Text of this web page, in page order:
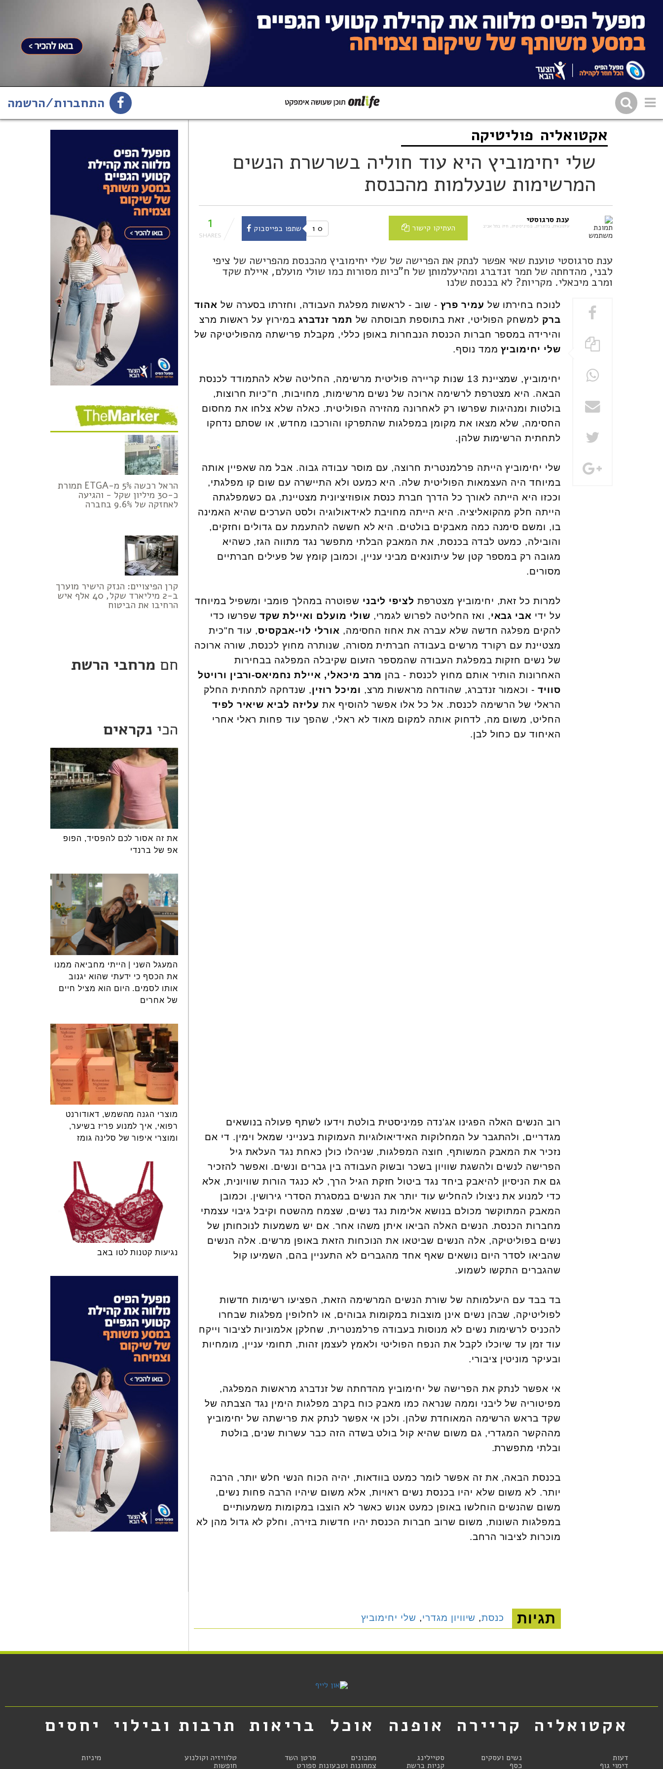
התחברות/הרשמה
שתפו בפייסבוק העתיקו קישור הירשמו לניוזלטר 1 אקטואליה פוליטיקה
שלי יחימוביץ היא עוד חוליה בשרשרת הנשים
המרשימות שנעלמות מהכנסת
ענת סרגוסטי
עיתונאית, בלוגרית, פמיניסטית, חיה בתל אביב העתיקו קישור 0 שתפו בפייסבוק 1
ענת סרגוסטי טוענת שאי אפשר לנתק את הפרישה של שלי יחימוביץ מהכנסת מהפרישה של ציפי
לבני, מהדחתה של תמר זנדברג ומהיעלמותן של ח"כיות מסורות כמו שולי מועלם, איילת שקד
ומרב מיכאלי. מקריות? לא בכנסת שלנו
לנוכח בחירתו של עמיר פרץ - שוב - לראשות מפלגת העבודה, וחזרתו בסערה של אהוד
ברק למשחק הפוליטי, זאת בתוספת תבוסתה של תמר זנדברג במירוץ על ראשות מרצ
והירידה במספר חברות הכנסת הנבחרות באופן כללי, מקבלת פרישתה מהפוליטיקה של
שלי יחימוביץממד נוסף.
יחימוביץ, שמציינת 13 שנות קריירה פוליטית מרשימה, החליטה שלא להתמודד לכנסת
הבאה. היא מצטרפת לרשימה ארוכה של נשים מרשימות, מחויבות, ח"כיות חרוצות,
בולטות ומנהיגות שפרשו רק לאחרונה מהזירה הפוליטית. כאלה שלא צלחו את מחסום
החסימה, שלא מצאו את מקומן במפלגות שהתפרקו והורכבו מחדש, או שסתם נדחקו
לתחתית הרשימות שלהן.
שלי יחימוביץ הייתה פרלמנטרית חרוצה, עם מוסר עבודה גבוה. אבל מה שאפיין אותה
במיוחד היה העצמאות הפוליטית שלה. היא כמעט ולא התיישרה עם שום קו מפלגתי,
וככזו היא הייתה לאורך כל הדרך חברת כנסת אופוזיציונית מצטיינת, גם כשמפלגתה
הייתה חלק מהקואליציה. היא הייתה מחויבת לאידאולוגיה ולסט הערכים שהיא האמינה
בו, ומשם סימנה כמה מאבקים בולטים. היא לא חששה להתעמת עם גדולים וחזקים,
והובילה, כמעט לבדה בכנסת, את המאבק הבלתי מתפשר נגד מתווה הגז, כשהיא
מגובה רק במספר קטן של עיתונאים מביני עניין, וכמובן קומץ של פעילים חברתיים
מסורים.
למרות כל זאת, יחימוביץ מצטרפת לציפי ליבני שפוטרה במהלך פומבי ומשפיל במיוחד
על ידי אבי גבאי, ואז החליטה לפרוש לגמרי, שולי מועלם ואיילת שקדשפרשו כדי
להקים מפלגה חדשה שלא עברה את אחוז החסימה, אורלי לוי-אבקסיס, עוד ח"כית
מצטיינת עם רקורד מרשים בעבודה חברתית מסורה, שנותרה מחוץ לכנסת, שורה ארוכה
של נשים חזקות במפלגת העבודה שהמספר הזעום שקיבלה המפלגה בבחירות
האחרונות הותיר אותם מחוץ לכנסת - בהן מרב מיכאלי, איילת נחמיאס-ורבין ורויטל
סוויד- וכאמור זנדברג, שהודחה מראשות מרצ, ומיכל רוזין, שנדחקה לתחתית החלק
הראלי של הרשימה לכנסת. אל כל אלו אפשר להוסיף את עליזה לביא שיאיר לפיד
החליט, משום מה, לדחוק אותה למקום מאוד לא ראלי, שהפך עוד פחות ראלי אחרי
האיחוד עם כחול לבן.
רוב הנשים האלה הפגינו אג'נדה פמיניסטית בולטת וידעו לשתף פעולה בנושאים
מגדריים, ולהתגבר על המחלוקות האידיאולוגיות העמוקות בענייני שמאל וימין. די אם
נזכיר את המאבק המשותף, חוצה המפלגות, שניהלו כולן כאחת נגד העלאת גיל
הפרישה לנשים ולהשגת שוויון בשכר ובשוק העבודה בין גברים ונשים. ואפשר להזכיר
גם את הניסיון להיאבק ביחד נגד ביטול חזקת הגיל הרך, לא כנגד הורות שוויונית, אלא
כדי למנוע את ניצולו להחליש עוד יותר את הנשים במסגרת הסדרי גירושין. וכמובן
המאבק המתוקשר מכולם בנושא אלימות נגד נשים, שצמח מהשטח וקיבל גיבוי עצמתי
מחברות הכנסת. הנשים האלה הביאו איתן משהו אחר. אם יש משמעות לנוכחותן של
נשים בפוליטיקה, אלה הנשים שביטאו את הנוכחות הזאת באופן מרשים. אלה הנשים
שהביאו לסדר היום נושאים שאף אחד מהגברים לא התעניין בהם, השמיעו קול
שהגברים התקשו לשמוע.
בד בבד עם היעלמותה של שורת הנשים המרשימה הזאת, הפציעו רשימות חדשות
לפוליטיקה, שבהן נשים אינן מוצבות במקומות גבוהים, או לחלופין מפלגות שבחרו
להכניס לרשימות נשים לא מנוסות בעבודה פרלמנטרית, שחלקן אלמוניות לציבור וייקח
עוד זמן עד שיוכלו לקבל את הנפח הפוליטי ולאמץ לעצמן זהות, תחומי עניין, מומחיות
ובעיקר מוניטין ציבורי.
אי אפשר לנתק את הפרישה של יחימוביץ מהדחתה של זנדברג מראשות המפלגה,
מפיטוריה של ליבני וממה שנראה כמו מאבק כוח בקרב מפלגות הימין נגד הצבתה של
שקד בראש הרשימה המאוחדת שלהן. ולכן אי אפשר לנתק את פרישתה של יחימוביץ
מההקשר המגדרי, גם משום שהיא קול בולט בשדה הזה כבר עשרות שנים, בולטת
ובלתי מתפשרת.
בכנסת הבאה, את זה אפשר לומר כמעט בוודאות, יהיה הכוח הנשי חלש יותר, הרבה
יותר. לא משום שלא יהיו בכנסת נשים ראויות, אלא משום שיהיו הרבה פחות נשים,
משום שהנשים הוחלשו באופן כמעט אנוש כאשר לא הוצבו במקומות משמעותיים
במפלגות השונות, משום שרוב חברות הכנסת יהיו חדשות בזירה, וחלק לא גדול מהן לא
מוכרות לציבור הרחב.
תגיות כנסת, שיוויון מגדרי, שלי יחימוביץ
הראל רכשה 5% מ-ETGA תמורת
כ-30 מיליון שקל - והגיעה
לאחזקה של 9.6% בחברה
קרן הפיצויים: הנזק הישיר מוערך
ב-2 מיליארד שקל, 40 אלף איש
הרחיבו את הביטוח
חם מרחבי הרשת
הכי נקראים
את זה אסור לכם להפסיד, הפופ
אפ של ברנדי
המעגל השני | הייתי מחביאה ממנו
את הכסף כי ידעתי שהוא יגנוב
אותו לסמים. היום הוא מציל חיים
של אחרים
מוצרי הגנה מהשמש, דאודורנט
רפואי, איך למנוע פריז בשיער,
ומוצרי איפור של סלינה גומז
נגיעות קטנות לטו באב
אקטואליה
דעות
דימוי גוף
קריירה
נשים ועסקים
כסף
אופנה
סטיילינג
קניות ברשת
אוכל
מתכונים
צמחונות וטבעונות
בריאות
סרטן השד
ספורט
תרבות ובילוי
טלוויזיה וקולנוע
חופשות
יחסים
מיניות